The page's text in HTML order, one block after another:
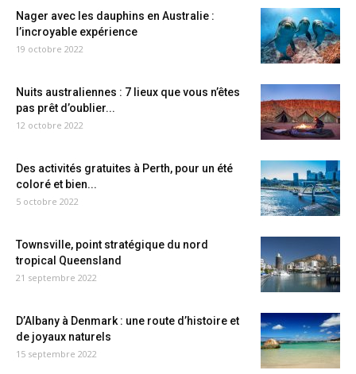
Nager avec les dauphins en Australie :
l’incroyable expérience
19 octobre 2022
Nuits australiennes : 7 lieux que vous n’êtes
pas prêt d’oublier...
12 octobre 2022
Des activités gratuites à Perth, pour un été
coloré et bien...
5 octobre 2022
Townsville, point stratégique du nord
tropical Queensland
21 septembre 2022
D’Albany à Denmark : une route d’histoire et
de joyaux naturels
15 septembre 2022